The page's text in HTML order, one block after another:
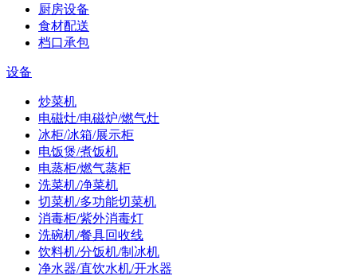
厨房设备
食材配送
档口承包
设备
炒菜机
电磁灶/电磁炉/燃气灶
冰柜/冰箱/展示柜
电饭煲/煮饭机
电蒸柜/燃气蒸柜
洗菜机/净菜机
切菜机/多功能切菜机
消毒柜/紫外消毒灯
洗碗机/餐具回收线
饮料机/分饭机/制冰机
净水器/直饮水机/开水器